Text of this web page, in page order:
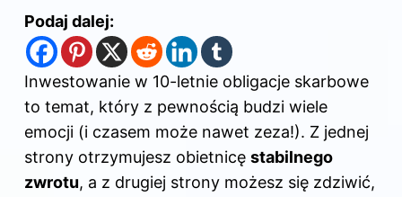
Podaj dalej:
Inwestowanie w 10-letnie obligacje skarbowe
to temat, który z pewnością budzi wiele
emocji (i czasem może nawet zeza!). Z jednej
strony otrzymujesz obietnicę stabilnego
zwrotu, a z drugiej strony możesz się zdziwić,